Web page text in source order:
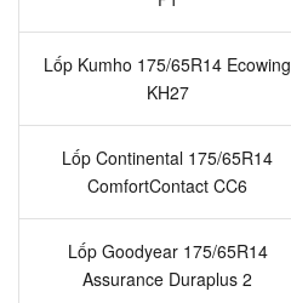
Lốp Kumho 175/65R14 Ecowing
KH27
Lốp Continental 175/65R14
ComfortContact CC6
Lốp Goodyear 175/65R14
Assurance Duraplus 2